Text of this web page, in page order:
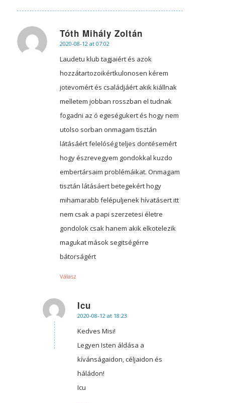
Tóth Mihály Zoltán
says:
2020-08-12 at 07:02
Laudetu klub tagjaiért és azok
hozzátartozoikértkulonosen kérem
jotevomért és családjáért akik kiállnak
melletem jobban rosszban el tudnak
fogadni az ó egeségukert és hogy nem
utolso sorban onmagam tisztán
látásáért felelóség teljes dontésemért
hogy észrevegyem gondokkal kuzdo
embertársaim problémáikat. Onmagam
tisztán látásáert betegekért hogy
mihamarabb felépuljenek hívatásert itt
nem csak a papi szerzetesi életre
gondolok csak hanem akik elkotelezik
magukat mások segitségérre
bátorságért
Válasz
Icu
says:
2020-08-12 at 18:23
Kedves Misi!
Legyen Isten áldása a
kívánságaidon, céljaidon és
háládon!
Icu